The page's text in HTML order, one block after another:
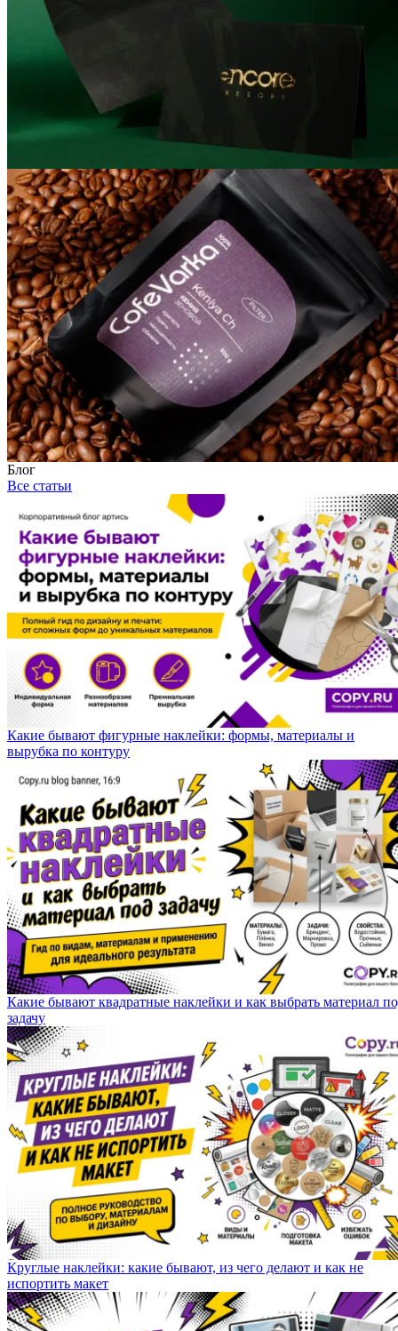
Блог
Все статьи
Какие бывают фигурные наклейки: формы, материалы и
вырубка по контуру
Какие бывают квадратные наклейки и как выбрать материал
задачу
Круглые наклейки: какие бывают, из чего делают и как не
испортить макет